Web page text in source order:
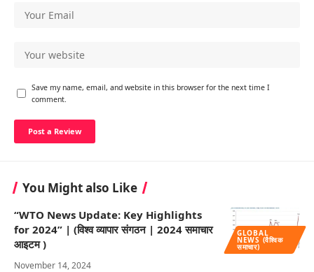
Save my name, email, and website in this browser for the next time I
comment.
You Might also Like
GLOBAL
NEWS (वैश्विक
समाचार)
“WTO News Update: Key Highlights
for 2024” | (विश्व व्यापार संगठन | 2024 समाचार
आइटम )
November 14, 2024